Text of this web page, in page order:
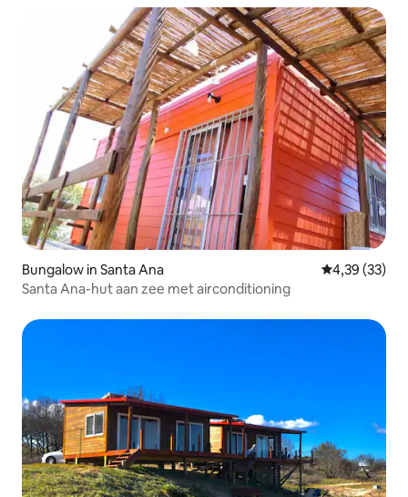
Bungalow in Santa Ana Gemiddelde
4,39 (33)
Santa Ana-hut aan zee met airconditioning